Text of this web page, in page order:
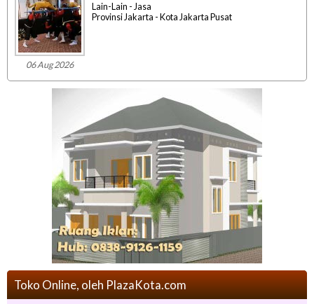
06 Aug 2026
Lain-Lain - Jasa
Provinsi Jakarta - Kota Jakarta Pusat
Toko Online, oleh PlazaKota.com